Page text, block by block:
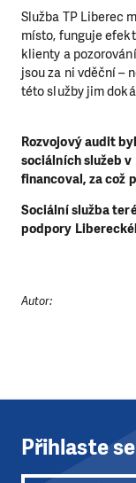
Služba TP Liberec
místo, funguje
klienty a
jsou za ni vděční –
této služby jim
Rozvojový audit
sociálních služeb
financoval, za což
Sociální služba
podpory
Autor:
LÍBÍ
Přihlaste